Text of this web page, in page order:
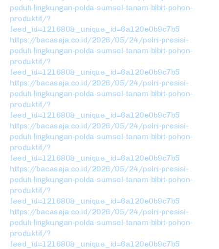
peduli-lingkungan-polda-sumsel-tanam-bibit-pohon-
produktif/?
feed_id=121680&_unique_id=6a120e0b9c7b5
https://bacasaja.co.id/2026/05/24/polri-presisi-
peduli-lingkungan-polda-sumsel-tanam-bibit-pohon-
produktif/?
feed_id=121680&_unique_id=6a120e0b9c7b5
https://bacasaja.co.id/2026/05/24/polri-presisi-
peduli-lingkungan-polda-sumsel-tanam-bibit-pohon-
produktif/?
feed_id=121680&_unique_id=6a120e0b9c7b5
https://bacasaja.co.id/2026/05/24/polri-presisi-
peduli-lingkungan-polda-sumsel-tanam-bibit-pohon-
produktif/?
feed_id=121680&_unique_id=6a120e0b9c7b5
https://bacasaja.co.id/2026/05/24/polri-presisi-
peduli-lingkungan-polda-sumsel-tanam-bibit-pohon-
produktif/?
feed_id=121680&_unique_id=6a120e0b9c7b5
https://bacasaja.co.id/2026/05/24/polri-presisi-
peduli-lingkungan-polda-sumsel-tanam-bibit-pohon-
produktif/?
feed_id=121680&_unique_id=6a120e0b9c7b5